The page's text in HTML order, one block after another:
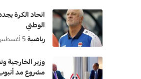
اتحاد الكرة
الوطني
رياضية 5 أغسطس 2026
وزير الخارجية
مشروع مد أنبوب